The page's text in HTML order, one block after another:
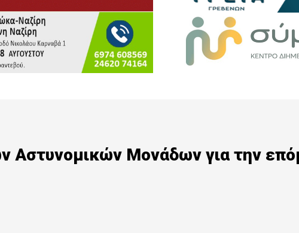
Αστυνομικών Μονάδων για την